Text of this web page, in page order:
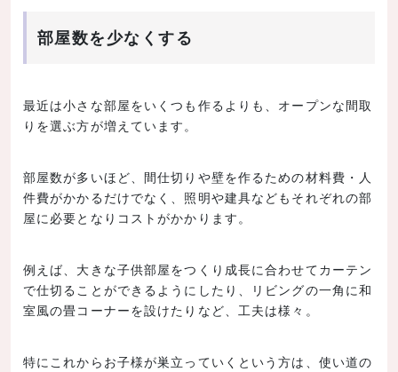
部屋数を少なくする
最近は小さな部屋をいくつも作るよりも、オープンな間取
りを選ぶ方が増えています。
部屋数が多いほど、間仕切りや壁を作るための材料費・人
件費がかかるだけでなく、照明や建具などもそれぞれの部
屋に必要となりコストがかかります。
例えば、大きな子供部屋をつくり成長に合わせてカーテン
で仕切ることができるようにしたり、リビングの一角に和
室風の畳コーナーを設けたりなど、工夫は様々。
特にこれからお子様が巣立っていくという方は、使い道の